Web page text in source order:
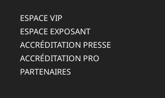
ESPACE VIP
ESPACE EXPOSANT
ACCRÉDITATION PRESSE
ACCRÉDITATION PRO
PARTENAIRES